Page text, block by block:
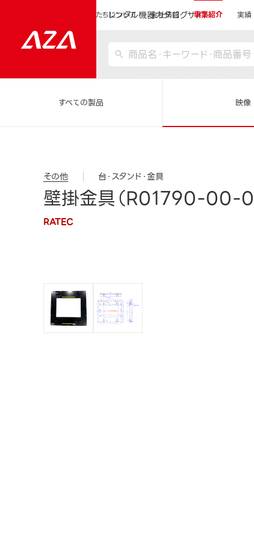
レンタル機器カタログサイト
私たちについて 会社情報 事業紹介 実績
すべての製品 映像
その他 台・スタンド・金具
壁掛金具（R01790-00-
RATEC